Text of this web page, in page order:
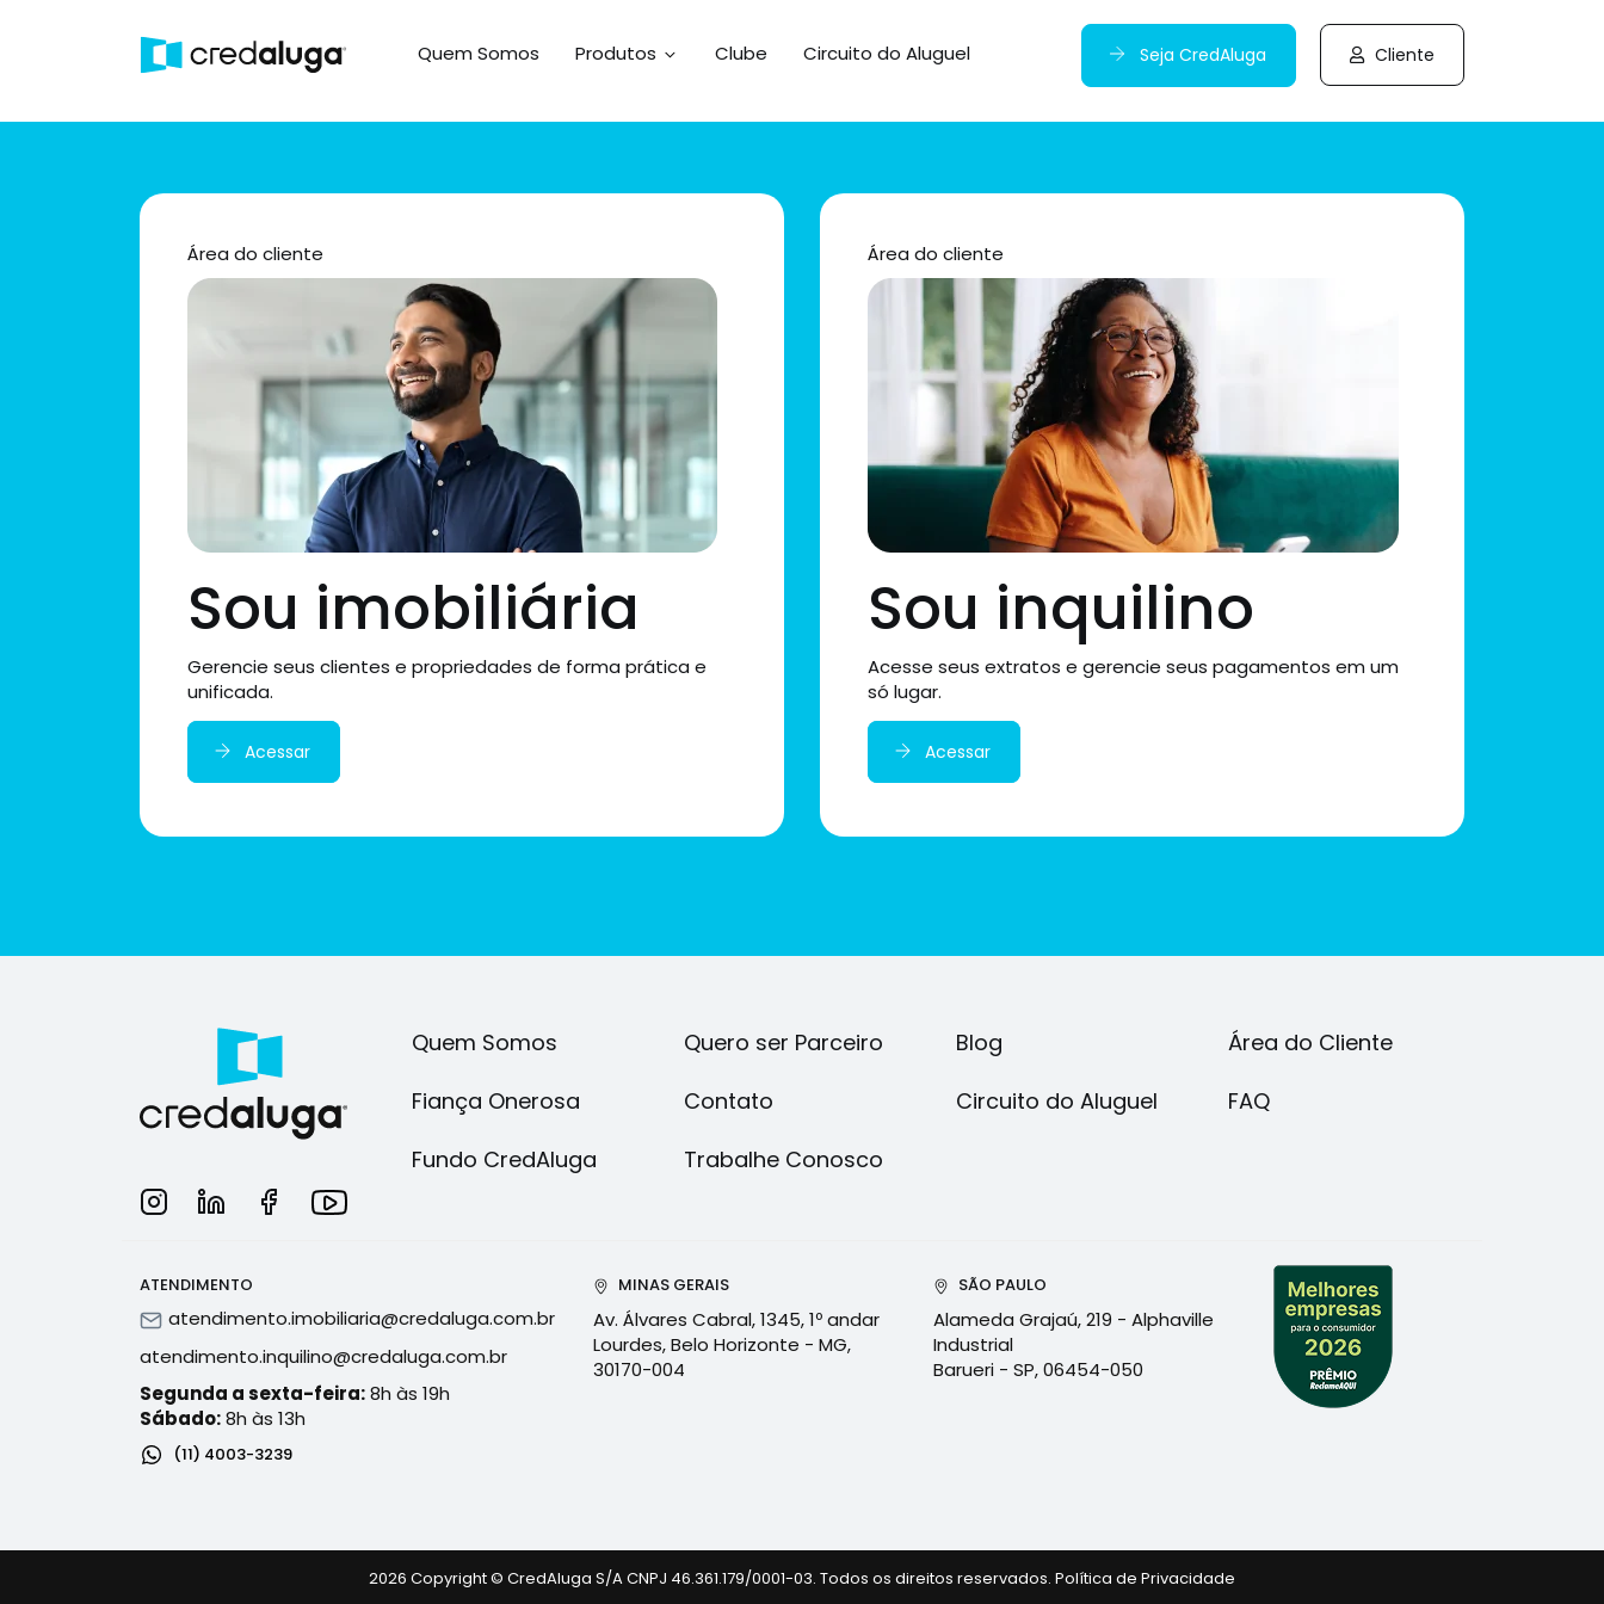
Quem Somos Produtos Clube Circuito do Aluguel Seja CredAluga Cliente
Área do cliente
Sou imobiliária
Gerencie seus clientes e propriedades de forma prática e
unificada.
Acessar
Área do cliente
Sou inquilino
Acesse seus extratos e gerencie seus pagamentos em um
só lugar.
Acessar
Quem Somos
Fiança Onerosa
Fundo CredAluga
Quero ser Parceiro
Contato
Trabalhe Conosco
Blog
Circuito do Aluguel
Área do Cliente
FAQ
ATENDIMENTO
atendimento.imobiliaria@credaluga.com.br
atendimento.inquilino@credaluga.com.br
Segunda a sexta-feira:8h às 19h
Sábado:8h às 13h
(11) 4003-3239
MINAS GERAIS
Av. Álvares Cabral, 1345, 1º andar
Lourdes, Belo Horizonte - MG,
30170-004
SÃO PAULO
Alameda Grajaú, 219 - Alphaville
Industrial
Barueri - SP, 06454-050
2026 Copyright © CredAluga S/A CNPJ 46.361.179/0001-03. Todos os direitos reservados. Política de Privacidade